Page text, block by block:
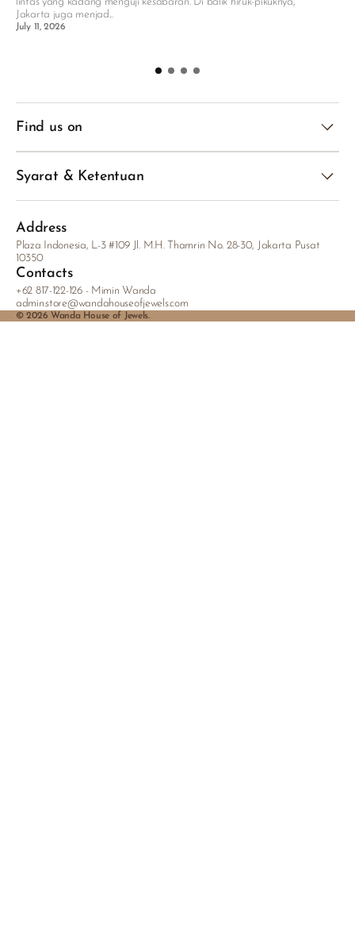
Jakarta juga menjad...
July 11, 2026
Find us on
Syarat & Ketentuan
Address
Plaza Indonesia, L-3 #109 Jl. M.H. Thamrin No. 28-30, Jakarta Pusat
10350
Contacts
+62 817-122-126 - Mimin Wanda
admin.store@wandahouseofjewels.com
© 2026 Wanda House of Jewels.